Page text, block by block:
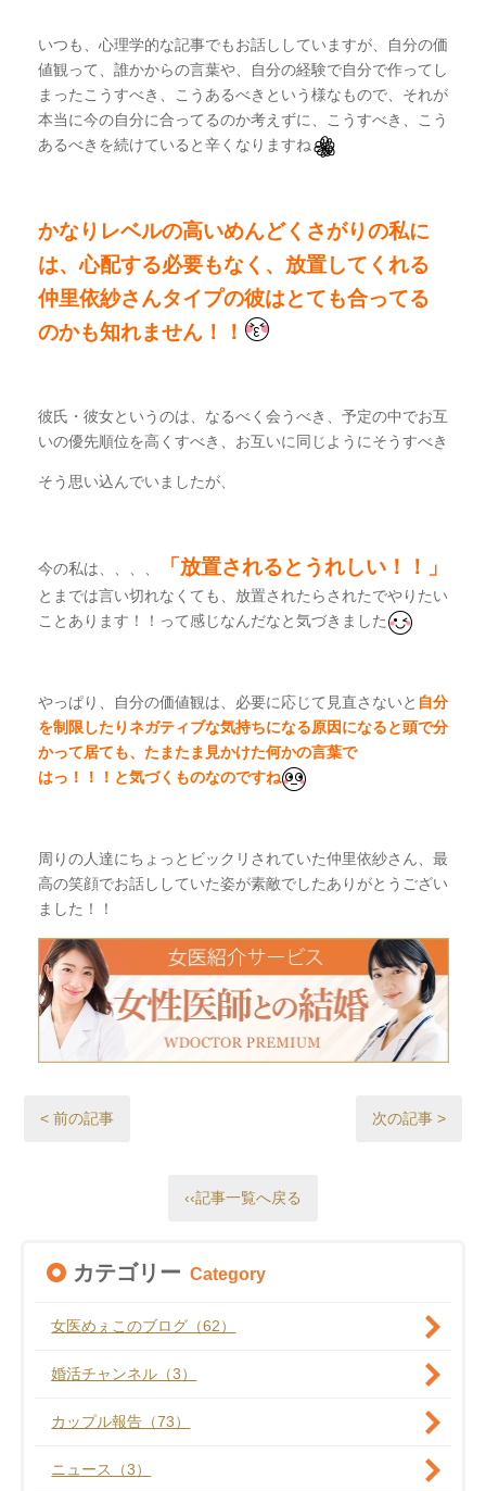
いつも、心理学的な記事でもお話ししていますが、自分の価
値観って、誰かからの言葉や、自分の経験で自分で作ってし
まったこうすべき、こうあるべきという様なもので、それが
本当に今の自分に合ってるのか考えずに、こうすべき、こう
あるべきを続けていると辛くなりますね
かなりレベルの高いめんどくさがりの私に
は、心配する必要もなく、放置してくれる
仲里依紗さんタイプの彼はとても合ってる
のかも知れません！！
彼氏・彼女というのは、なるべく会うべき、予定の中でお互
いの優先順位を高くすべき、お互いに同じようにそうすべき
そう思い込んでいましたが、
今の私は、、、、 「放置されるとうれしい！！」
とまでは言い切れなくても、放置されたらされたでやりたい
ことあります！！って感じなんだなと気づきました
やっぱり、自分の価値観は、必要に応じて見直さないと 自分
を制限したりネガティブな気持ちになる原因になると頭で分
かって居ても、 たまたま見かけた何かの言葉で
はっ！！！と気づくものなのですね
周りの人達にちょっとビックリされていた仲里依紗さん、最
高の笑顔でお話ししていた姿が素敵でしたありがとうござい
ました！！
< 前の記事 次の記事 >
‹‹記事一覧へ戻る
カテゴリー Category
女医めぇこのブログ（62）
婚活チャンネル（3）
カップル報告（73）
ニュース（3）